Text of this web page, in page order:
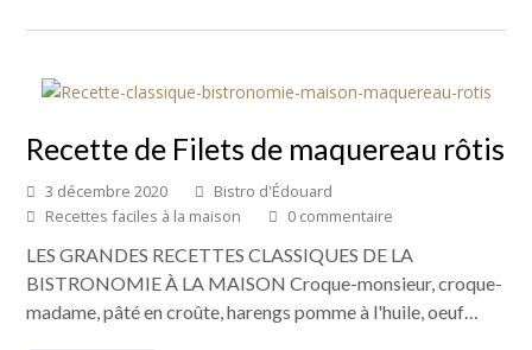
Recette de Filets de maquereau rôtis
3 décembre 2020
Bistro d'Édouard
Recettes faciles à la maison
0 commentaire
LES GRANDES RECETTES CLASSIQUES DE LA
BISTRONOMIE À LA MAISON Croque-monsieur, croque-
madame, pâté en croûte, harengs pomme à l'huile, oeuf…